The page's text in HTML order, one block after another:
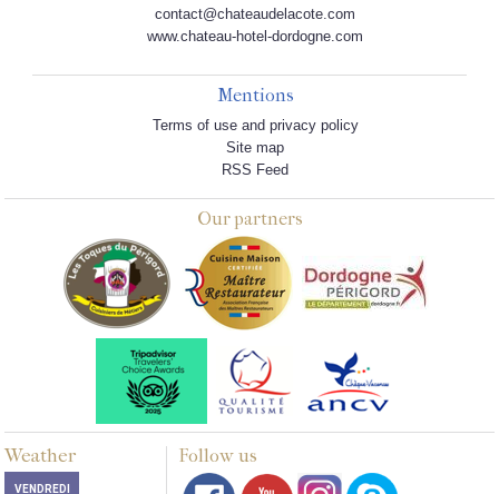
contact@chateaudelacote.com
www.chateau-hotel-dordogne.com
Mentions
Terms of use and privacy policy
Site map
RSS Feed
Our partners
Weather Follow us